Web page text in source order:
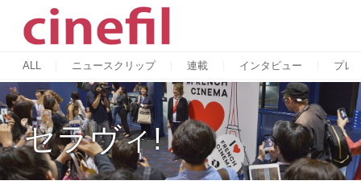
ALL ニュースクリップ 連載 インタビュー プレ
セラヴィ!